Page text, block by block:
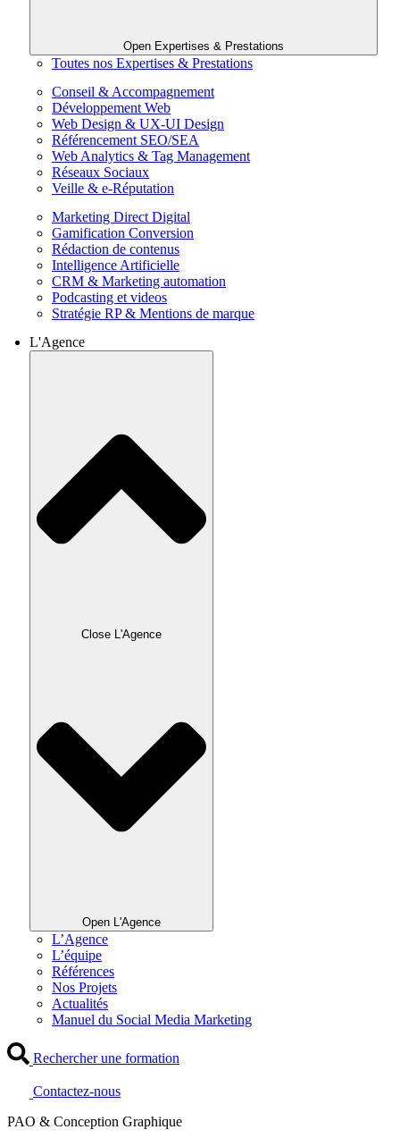
Open Expertises & Prestations
Toutes nos Expertises & Prestations
Conseil & Accompagnement
Développement Web
Web Design & UX-UI Design
Référencement SEO/SEA
Web Analytics & Tag Management
Réseaux Sociaux
Veille & e-Réputation
Marketing Direct Digital
Gamification Conversion
Rédaction de contenus
Intelligence Artificielle
CRM & Marketing automation
Podcasting et videos
Stratégie RP & Mentions de marque
L'Agence
Close L'Agence
Open L'Agence
L’Agence
L’équipe
Références
Nos Projets
Actualités
Manuel du Social Media Marketing
Rechercher une formation
Contactez-nous
PAO & Conception Graphique